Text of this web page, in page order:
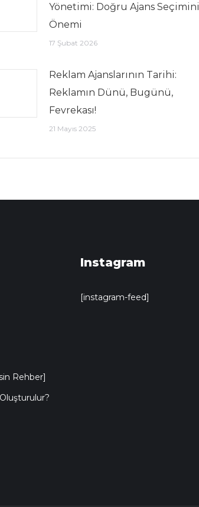
Yönetimi: Doğru Ajans
Önemi
17 Şubat 2026
Reklam Ajanslarının Tarihi:
Reklamın Dünü, Bugünü,
Fevrekası!
21 Mayıs 2025
Rehber]
Oluşturulur?
Instagram
[instagram-feed]